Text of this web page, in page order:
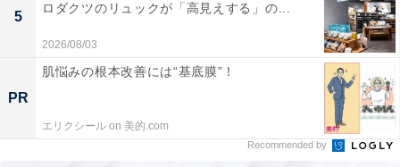
5
ロダクツのリュックが「高見えする」の...
2026/08/03
PR
肌悩みの根本改善には“基底膜”！
エリクシール on 美的.com
Recommended by